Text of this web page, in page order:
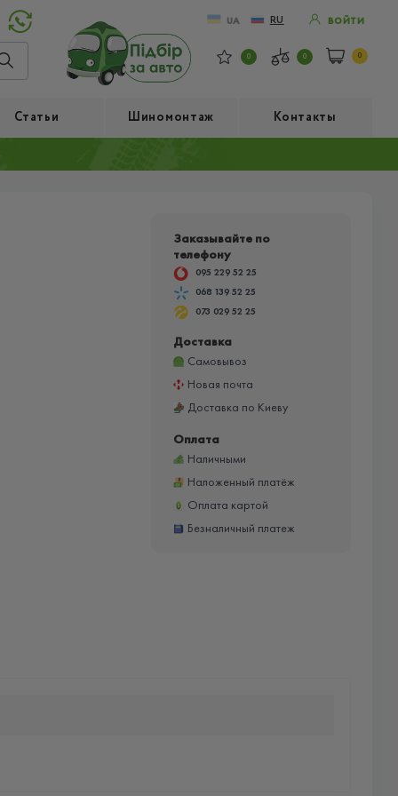
UA RU ВОЙТИ
0 0 0
Статьи Шиномонтаж Контакты
Заказывайте по
телефону
095 229 52 25
068 139 52 25
073 029 52 25
Доставка
Самовывоз
Новая почта
Доставка по Киеву
Оплата
Наличными
Наложенный платёж
Оплата картой
Безналичный платеж